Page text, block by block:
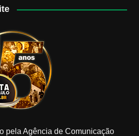
pela Agência de Comunicação